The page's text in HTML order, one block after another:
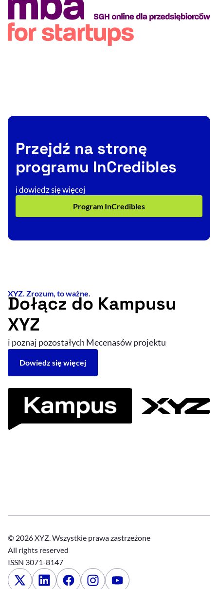
Przejdź na stronę
programu InCredibles
i dowiedz się więcej
Program InCredibles
XYZ. Zrozum, to ważne.
Dołącz do Kampusu
XYZ
i poznaj pozostałych Mecenasów projektu
Dowiedz się więcej
© 2026 XYZ. Wszystkie prawa zastrzeżone
All rights reserved
ISSN 3071-8147
x LinkedinFacebookInstagramYoutube